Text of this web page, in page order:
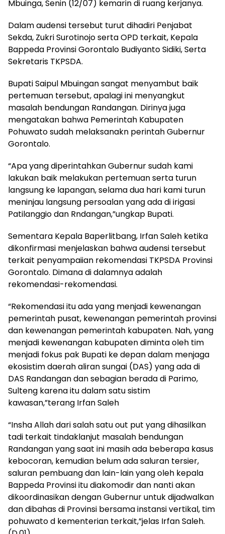
Mbuinga, Senin (12/07) kemarin di ruang kerjanya.
Dalam audensi tersebut turut dihadiri Penjabat
Sekda, Zukri Surotinojo serta OPD terkait, Kepala
Bappeda Provinsi Gorontalo Budiyanto Sidiki, Serta
Sekretaris TKPSDA.
Bupati Saipul Mbuingan sangat menyambut baik
pertemuan tersebut, apalagi ini menyangkut
masalah bendungan Randangan. Dirinya juga
mengatakan bahwa Pemerintah Kabupaten
Pohuwato sudah melaksanakn perintah Gubernur
Gorontalo.
“Apa yang diperintahkan Gubernur sudah kami
lakukan baik melakukan pertemuan serta turun
langsung ke lapangan, selama dua hari kami turun
meninjau langsung persoalan yang ada di irigasi
Patilanggio dan Rndangan,”ungkap Bupati.
Sementara Kepala Baperlitbang, Irfan Saleh ketika
dikonfirmasi menjelaskan bahwa audensi tersebut
terkait penyampaiian rekomendasi TKPSDA Provinsi
Gorontalo. Dimana di dalamnya adalah
rekomendasi-rekomendasi.
“Rekomendasi itu ada yang menjadi kewenangan
pemerintah pusat, kewenangan pemerintah provinsi
dan kewenangan pemerintah kabupaten. Nah, yang
menjadi kewenangan kabupaten diminta oleh tim
menjadi fokus pak Bupati ke depan dalam menjaga
ekosistim daerah aliran sungai (DAS) yang ada di
DAS Randangan dan sebagian berada di Parimo,
Sulteng karena itu dalam satu sistim
kawasan,”terang Irfan Saleh
“Insha Allah dari salah satu out put yang dihasilkan
tadi terkait tindaklanjut masalah bendungan
Randangan yang saat ini masih ada beberapa kasus
kebocoran, kemudian belum ada saluran tersier,
saluran pembuang dan lain-lain yang oleh kepala
Bappeda Provinsi itu diakomodir dan nanti akan
dikoordinasikan dengan Gubernur untuk dijadwalkan
dan dibahas di Provinsi bersama instansi vertikal, tim
pohuwato d kementerian terkait,”jelas Irfan Saleh.